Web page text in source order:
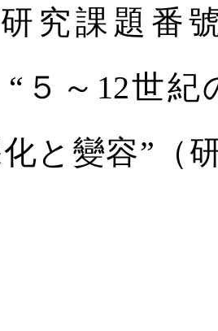
究課題番
“５～ 12世紀
と變容”（